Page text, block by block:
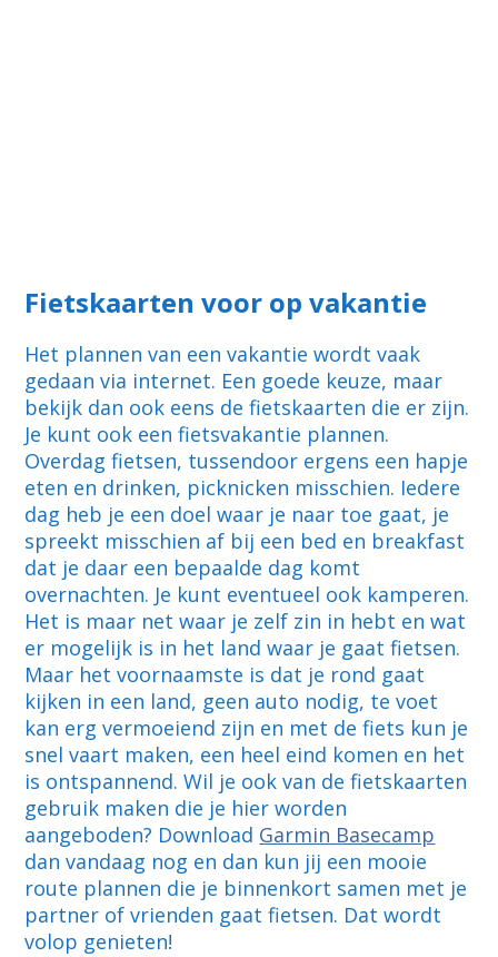
Fietskaarten voor op vakantie
Het plannen van een vakantie wordt vaak
gedaan via internet. Een goede keuze, maar
bekijk dan ook eens de fietskaarten die er zijn.
Je kunt ook een fietsvakantie plannen.
Overdag fietsen, tussendoor ergens een hapje
eten en drinken, picknicken misschien. Iedere
dag heb je een doel waar je naar toe gaat, je
spreekt misschien af bij een bed en breakfast
dat je daar een bepaalde dag komt
overnachten. Je kunt eventueel ook kamperen.
Het is maar net waar je zelf zin in hebt en wat
er mogelijk is in het land waar je gaat fietsen.
Maar het voornaamste is dat je rond gaat
kijken in een land, geen auto nodig, te voet
kan erg vermoeiend zijn en met de fiets kun je
snel vaart maken, een heel eind komen en het
is ontspannend. Wil je ook van de fietskaarten
gebruik maken die je hier worden
aangeboden? Download Garmin Basecamp
dan vandaag nog en dan kun jij een mooie
route plannen die je binnenkort samen met je
partner of vrienden gaat fietsen. Dat wordt
volop genieten!